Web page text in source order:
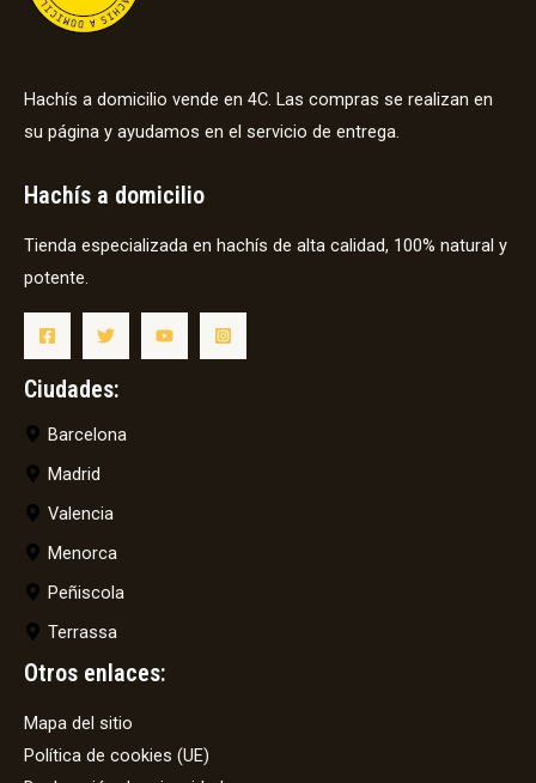
Hachís a domicilio vende en 4C. Las compras se realizan en
su página y ayudamos en el servicio de entrega.
Hachís a domicilio
Tienda especializada en hachís de alta calidad, 100% natural y
potente.
Ciudades:
Barcelona
Madrid
Valencia
Menorca
Peñiscola
Terrassa
Otros enlaces:
Mapa del sitio
Política de cookies (UE)